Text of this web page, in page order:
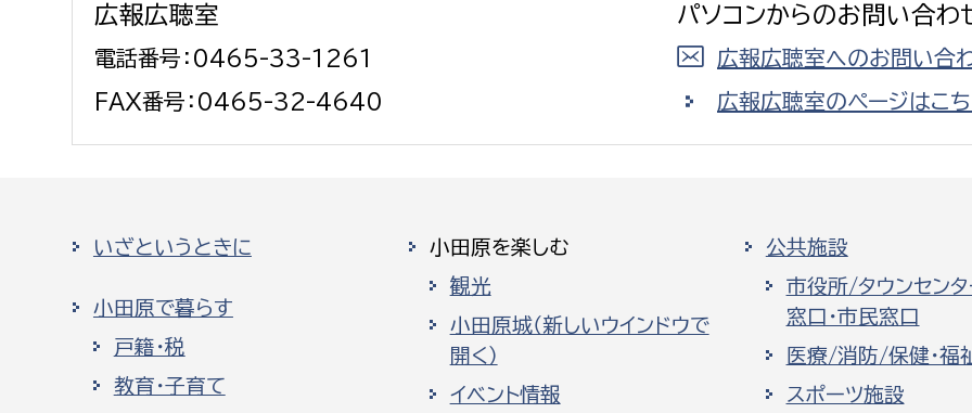
広報広聴室
電話番号：0465-33-1261
FAX番号：0465-32-4640
パソコンからのお問い合わ
広報広聴室へのお問い合
広報広聴室のページはこち
いざというときに
小田原で暮らす
戸籍・税
教育・子育て
小田原を楽しむ
観光
小田原城（新しいウインドウで
開く）
イベント情報
公共施設
市役所/タウンセン
窓口・市民窓口
医療/消防/保健・福
スポーツ施設